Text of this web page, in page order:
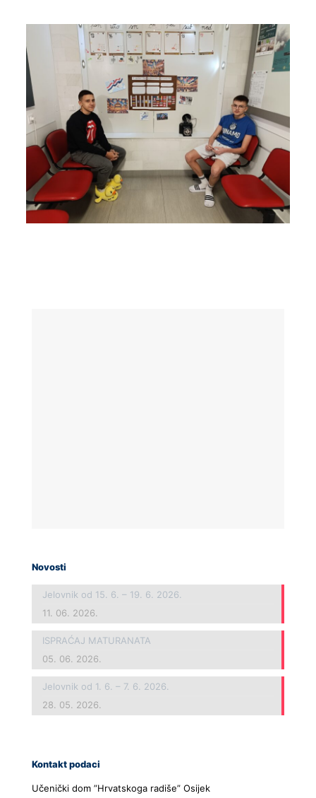
Novosti
Jelovnik od 15. 6. – 19. 6. 2026.
11. 06. 2026.
ISPRAĆAJ MATURANATA
05. 06. 2026.
Jelovnik od 1. 6. – 7. 6. 2026.
28. 05. 2026.
Kontakt podaci
Učenički dom ”Hrvatskoga radiše” Osijek